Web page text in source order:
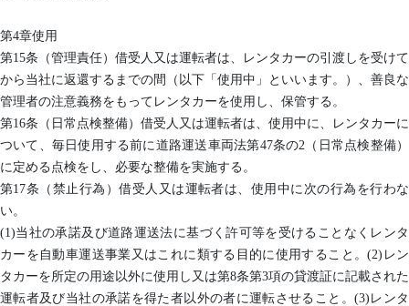
第4章使用
第15条（管理責任）借受人又は運転者は、レンタカーの引渡しを受けて
から当社に返還するまでの間（以下「使用中」といいます。）、善良な
管理者の注意義務をもってレンタカーを使用し、保管する。
第16条（日常点検整備）借受人又は運転者は、使用中に、レンタカーに
ついて、毎日使用する前に道路運送車両法第47条の2（日常点検整備）
に定める点検をし、必要な整備を実施する。
第17条（禁止行為）借受人又は運転者は、使用中に次の行為を行わな
い。
(1)当社の承諾及び道路運送法に基づく許可等を受けることなくレンタ
カーを自動車運送事業又はこれに類する目的に使用すること。(2)レン
タカーを所定の用途以外に使用し又は第8条第3項の貸渡証に記載された
運転者及び当社の承諾を得た者以外の者に運転させること。(3)レンタ